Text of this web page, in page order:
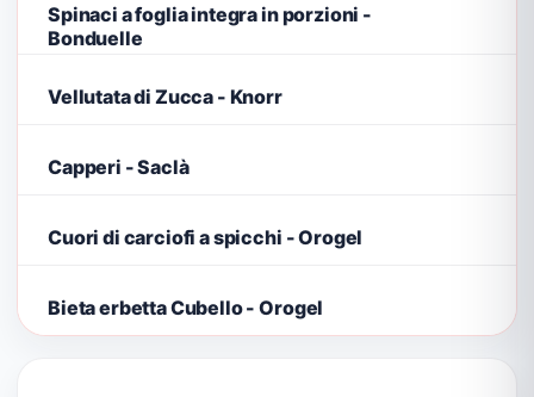
Spinaci a foglia integra in porzioni -
Bonduelle
Vellutata di Zucca - Knorr
Capperi - Saclà
Cuori di carciofi a spicchi - Orogel
Bieta erbetta Cubello - Orogel